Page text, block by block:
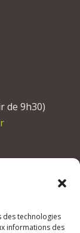
des technologies
informations des
de 9h30)
et de